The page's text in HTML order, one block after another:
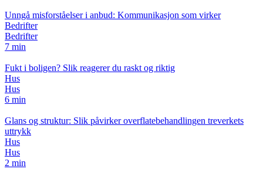
Unngå misforståelser i anbud: Kommunikasjon som virker
Bedrifter
Bedrifter
7 min
Fukt i boligen? Slik reagerer du raskt og riktig
Hus
Hus
6 min
Glans og struktur: Slik påvirker overflatebehandlingen treverkets
uttrykk
Hus
Hus
2 min